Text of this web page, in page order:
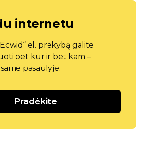
internetu
el. prekybą galite
bet kur ir bet kam –
pasaulyje.
Pradėkite